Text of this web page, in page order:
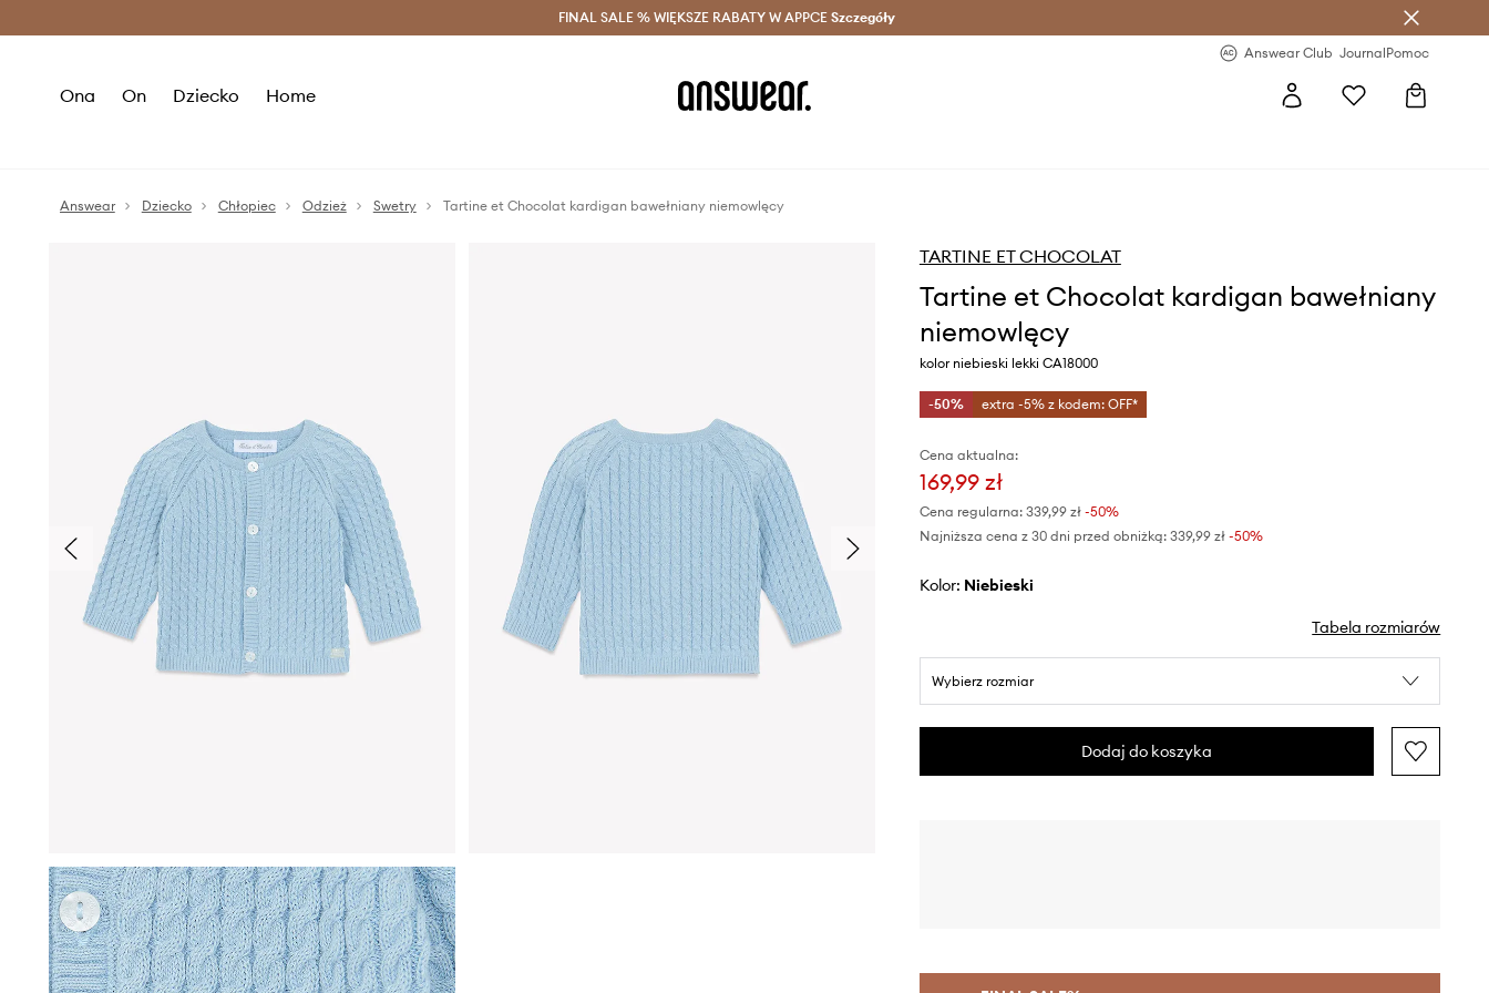
Oszczędzaj z Answear Club > Dostawa nawet w 24h >
FINAL SALE % WIĘKSZE RABATY W APPCE Szczegóły
Answear Club JournalPomoc
Ona On Dziecko Home
Answear Dziecko Chłopiec Odzież Swetry Tartine et Chocolat kardigan bawełniany niemowlęcy
TARTINE ET CHOCOLAT
Tartine et Chocolat kardigan bawełniany
niemowlęcy
kolor niebieski lekki CA18000
-50% extra -5% z kodem: OFF*
Cena aktualna:
169,99 zł
Cena regularna: 339,99 zł-50%
Najniższa cena z 30 dni przed obniżką: 339,99 zł -50%
Kolor: niebieski
Tabela rozmiarów
Wybierz rozmiar
Dodaj do koszyka